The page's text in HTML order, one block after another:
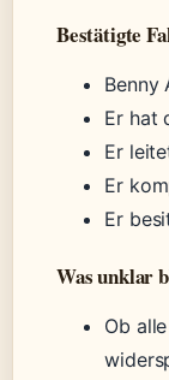
Bestätigte
Benny
Er hat
Er
Er
Er
Was unklar
Ob